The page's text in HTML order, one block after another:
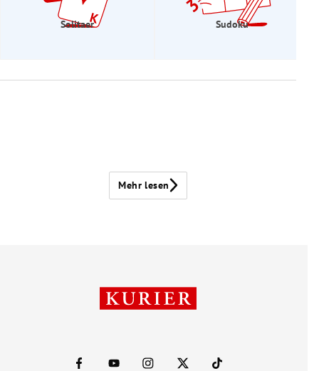
Solitaer Sudoku
Mehr lesen